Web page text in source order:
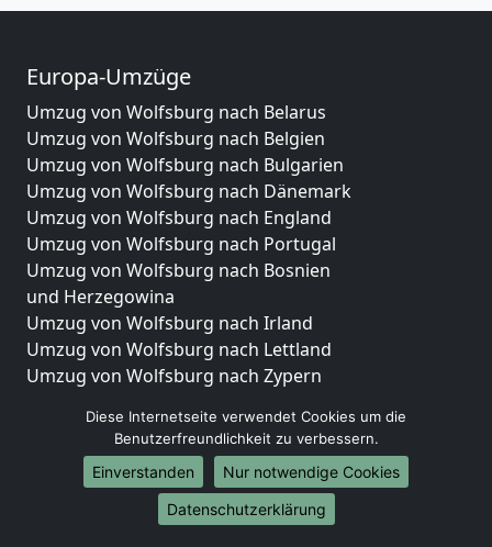
Europa-Umzüge
Umzug von Wolfsburg nach Belarus
Umzug von Wolfsburg nach Belgien
Umzug von Wolfsburg nach Bulgarien
Umzug von Wolfsburg nach Dänemark
Umzug von Wolfsburg nach England
Umzug von Wolfsburg nach Portugal
Umzug von Wolfsburg nach Bosnien
und Herzegowina
Umzug von Wolfsburg nach Irland
Umzug von Wolfsburg nach Lettland
Umzug von Wolfsburg nach Zypern
Umzug von Wolfsburg nach Estland
Umzug von Wolfsburg nach Finnland
Umzug von Wolfsburg nach Frankreich
Umzug von Wolfsburg nach Griechenland
Umzug von Wolfsburg nach Italien
Diese Internetseite verwendet Cookies um die
Benutzerfreundlichkeit zu verbessern.
Einverstanden
Nur notwendige Cookies
Datenschutzerklärung